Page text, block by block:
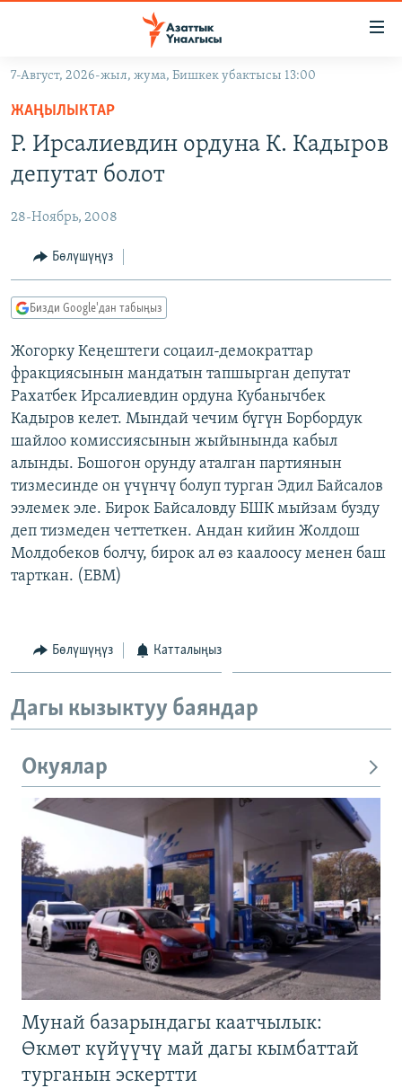
Навигацияга
өтүңүз
Издөөгө
салыңызКЫРГЫЗСТАН
ЭКОНОМИКА
МАДАНИЯТ
ДҮЙНӨ
БОРБОР АЗИЯ
УКРАИНА
АТАЙЫН ИЛИКТӨӨ
ТВ ПРОГРАММАЛАР
ЭКСПЕРТТЕР ТАЛДАЙТ
БИЗ ЖАНА ДҮЙНӨ
ДАНИСТЕ
ЭЖЕ-СИҢДИЛЕР
ЫҢГАЙСЫЗ СУРООЛОР
ӨЗГӨЧӨ ПИКИР
Русский
ОНЛАЙН ШЕРИНЕ
ЭЕ/АРнун бардык сайттары
7-Август, 2026-жыл, жума, Бишкек убактысы 13:00
ЖАҢЫЛЫКТАР
Р. Ирсалиевдин ордуна К. Кадыров
депутат болот
28-Ноябрь, 2008
Бөлүшүңүз
Бизди Google'дан табыңыз
Жогорку Кеңештеги соцаил-демократтар
фракциясынын мандатын тапшырган депутат
Рахатбек Ирсалиевдин ордуна Кубанычбек
Кадыров келет. Мындай чечим бүгүн Борбордук
шайлоо комиссиясынын жыйынында кабыл
алынды. Бошогон орунду аталган партиянын
тизмесинде он үчүнчү болуп турган Эдил Байсалов
ээлемек эле. Бирок Байсаловду БШК мыйзам бузду
деп тизмеден четтеткен. Андан кийин Жолдош
Молдобеков болчу, бирок ал өз каалоосу менен баш
тарткан. (EBM)
Бөлүшүңүз Катталыңыз
Дагы кызыктуу баяндар
Окуялар
Мунай базарындагы каатчылык:
Өкмөт күйүүчү май дагы кымбаттай
турганын эскертти